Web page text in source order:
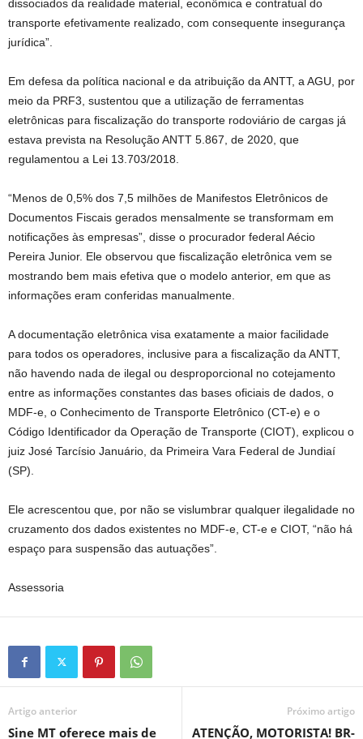
dissociados da realidade material, econômica e contratual do
transporte efetivamente realizado, com consequente insegurança
jurídica”.
Em defesa da política nacional e da atribuição da ANTT, a AGU, por
meio da PRF3, sustentou que a utilização de ferramentas
eletrônicas para fiscalização do transporte rodoviário de cargas já
estava prevista na Resolução ANTT 5.867, de 2020, que
regulamentou a Lei 13.703/2018.
“Menos de 0,5% dos 7,5 milhões de Manifestos Eletrônicos de
Documentos Fiscais gerados mensalmente se transformam em
notificações às empresas”, disse o procurador federal Aécio
Pereira Junior. Ele observou que fiscalização eletrônica vem se
mostrando bem mais efetiva que o modelo anterior, em que as
informações eram conferidas manualmente.
A documentação eletrônica visa exatamente a maior facilidade
para todos os operadores, inclusive para a fiscalização da ANTT,
não havendo nada de ilegal ou desproporcional no cotejamento
entre as informações constantes das bases oficiais de dados, o
MDF-e, o Conhecimento de Transporte Eletrônico (CT-e) e o
Código Identificador da Operação de Transporte (CIOT), explicou o
juiz José Tarcísio Januário, da Primeira Vara Federal de Jundiaí
(SP).
Ele acrescentou que, por não se vislumbrar qualquer ilegalidade no
cruzamento dos dados existentes no MDF-e, CT-e e CIOT, “não há
espaço para suspensão das autuações”.
Assessoria
Artigo anterior
Sine MT oferece mais de
Próximo artigo
ATENÇÃO, MOTORISTA! BR-